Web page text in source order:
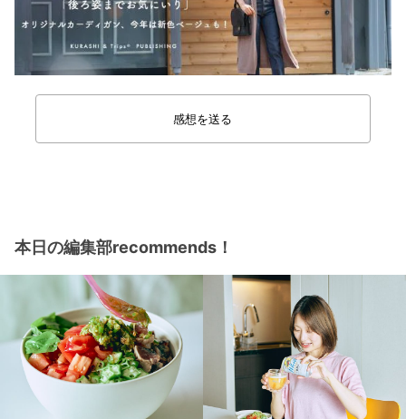
感想を送る
本日の編集部recommends！